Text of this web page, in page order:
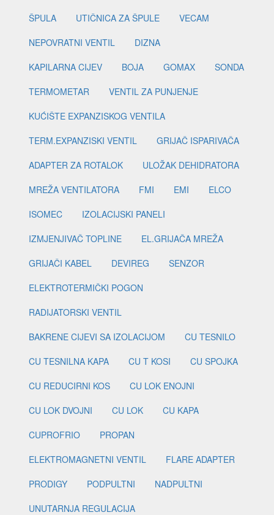
ŠPULA
UTIČNICA ZA ŠPULE
VECAM
NEPOVRATNI VENTIL
DIZNA
KAPILARNA CIJEV
BOJA GOMAX
SONDA
TERMOMETAR
VENTIL ZA PUNJENJE
KUĆIŠTE EXPANZISKOG VENTILA
TERM.EXPANZISKI VENTIL
GRIJAČ ISPARIVAČA
ADAPTER ZA ROTALOK
ULOŽAK DEHIDRATORA
MREŽA VENTILATORA
FMI EMI
ELCO
ISOMEC
IZOLACIJSKI PANELI
IZMJENJIVAČ TOPLINE
EL.GRIJAČA MREŽA
GRIJAČI KABEL
DEVIREG
SENZOR
ELEKTROTERMIČKI POGON
RADIJATORSKI VENTIL
BAKRENE CIJEVI SA IZOLACIJOM
CU TESNILO
CU TESNILNA KAPA
CU T KOSI
CU SPOJKA
CU REDUCIRNI KOS
CU LOK ENOJNI
CU LOK DVOJNI
CU LOK
CU KAPA
CUPROFRIO
PROPAN
ELEKTROMAGNETNI VENTIL
FLARE ADAPTER
PRODIGY
PODPULTNI
NADPULTNI
UNUTARNJA REGULACIJA